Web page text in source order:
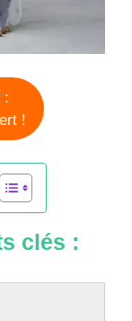
:
!
clés :